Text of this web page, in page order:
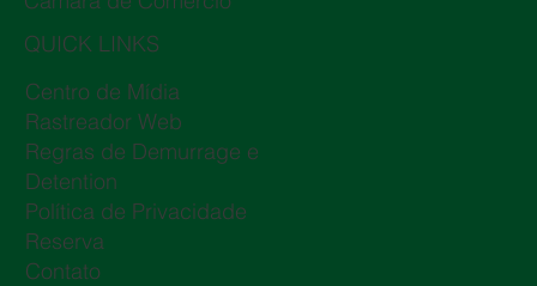
QUICK LINKS
Centro de Mídia
Rastreador Web
Regras de Demurrage e
Detention
Política de Privacidade
Reserva
Contato